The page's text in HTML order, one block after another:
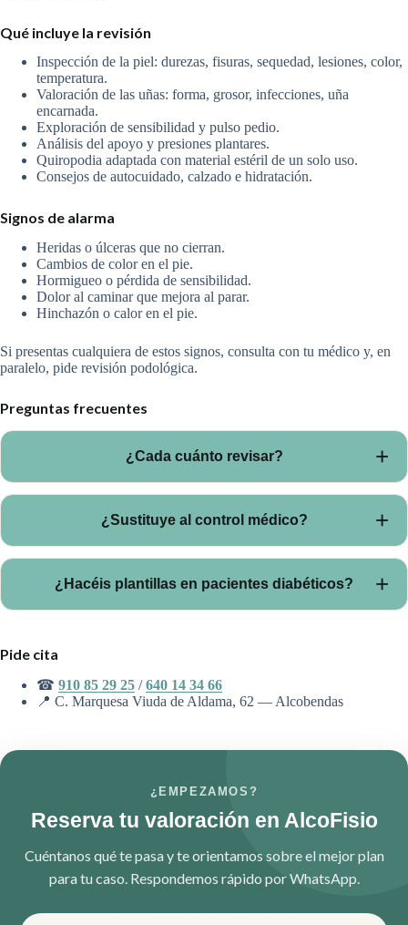
Qué incluye la revisión
Inspección de la piel: durezas, fisuras, sequedad, lesiones, color,
temperatura.
Valoración de las uñas: forma, grosor, infecciones, uña
encarnada.
Exploración de sensibilidad y pulso pedio.
Análisis del apoyo y presiones plantares.
Quiropodia adaptada con material estéril de un solo uso.
Consejos de autocuidado, calzado e hidratación.
Signos de alarma
Heridas o úlceras que no cierran.
Cambios de color en el pie.
Hormigueo o pérdida de sensibilidad.
Dolor al caminar que mejora al parar.
Hinchazón o calor en el pie.
Si presentas cualquiera de estos signos, consulta con tu médico y, en
paralelo, pide revisión podológica.
Preguntas frecuentes
¿Cada cuánto revisar?
¿Sustituye al control médico?
endocrino.¿Hacéis plantillas en pacientes diabéticos?
Pide cita
☎ 910 85 29 25 /640 14 34 66
📍 C. Marquesa Viuda de Aldama, 62 — Alcobendas
¿EMPEZAMOS?
Reserva tu valoración en AlcoFisio
Cuéntanos qué te pasa y te orientamos sobre el mejor plan
para tu caso. Respondemos rápido por WhatsApp.